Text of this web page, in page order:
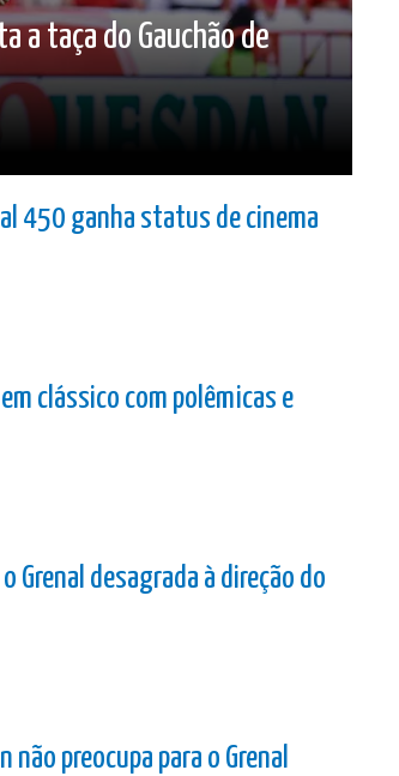
a taça do Gauchão de
450 ganha status de cinema
clássico com polêmicas e
Grenal desagrada à direção do
preocupa para o Grenal